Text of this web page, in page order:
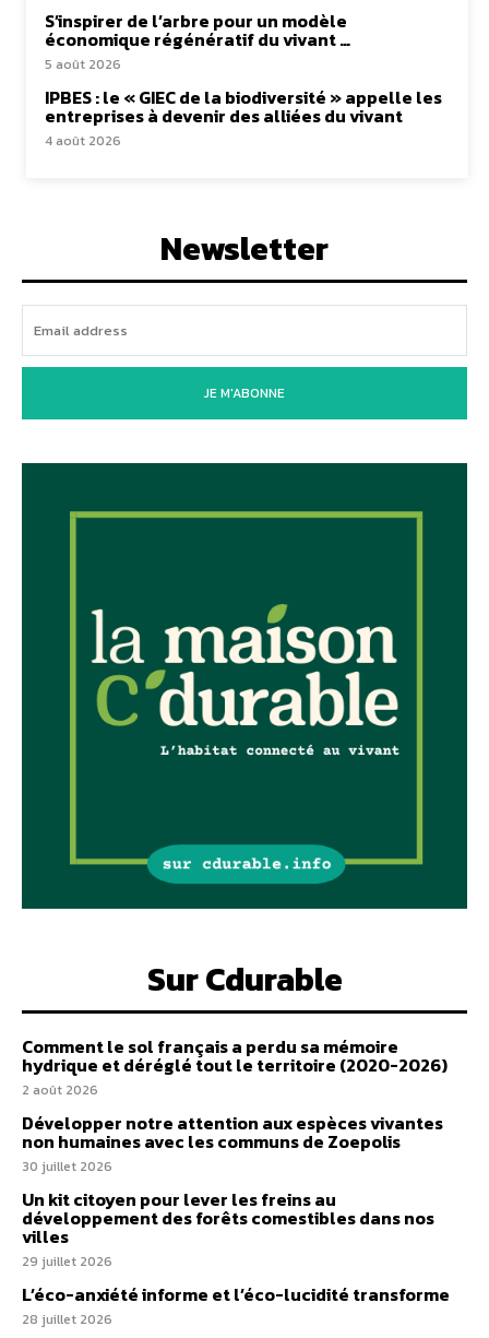
S’inspirer de l’arbre pour un modèle
économique régénératif du vivant …
5 août 2026
IPBES : le « GIEC de la biodiversité » appelle les
entreprises à devenir des alliées du vivant
4 août 2026
Newsletter
JE M'ABONNE
Sur Cdurable
Comment le sol français a perdu sa mémoire
hydrique et déréglé tout le territoire (2020-2026)
2 août 2026
Développer notre attention aux espèces vivantes
non humaines avec les communs de Zoepolis
30 juillet 2026
Un kit citoyen pour lever les freins au
développement des forêts comestibles dans nos
villes
29 juillet 2026
L’éco-anxiété informe et l’éco-lucidité transforme
28 juillet 2026